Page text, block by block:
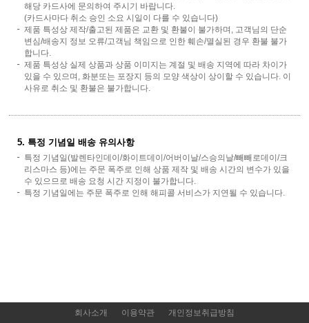
해당 카드사에 문의하여 주시기 바랍니다.
(카드사마다 취소 승인 소요 시일이 다를 수 있습니다)
제품 특성상 제작/출고된 제품은 교환 및 환불이 불가하며, 고객님의 단순
변심/배송지 정보 오류/고객님 책임으로 인한 훼손/멸실된 경우 환불 불가
합니다.
제품 특성상 실제 상품과 상품 이미지는 계절 및 배송 지역에 따라 차이가
있을 수 있으며, 화분또는 포장지 등의 모양 색상이 상이할 수 있습니다. 이
사유로 취소 및 환불은 불가합니다.
5. 특정 기념일 배송 유의사항
특정 기념일(발렌타인데이/화이트데이/어버이날/스승의날/빼빼로데이/크
리스마스 등)에는 주문 폭주로 인해 상품 제작 및 배송 시간의 변수가 있을
수 있으므로 배송 요청 시간 지정이 불가합니다.
특정 기념일에는 주문 폭주로 인해 해피콜 서비스가 지연될 수 있습니다.
회사소개 이용약관 개인정보취급방침